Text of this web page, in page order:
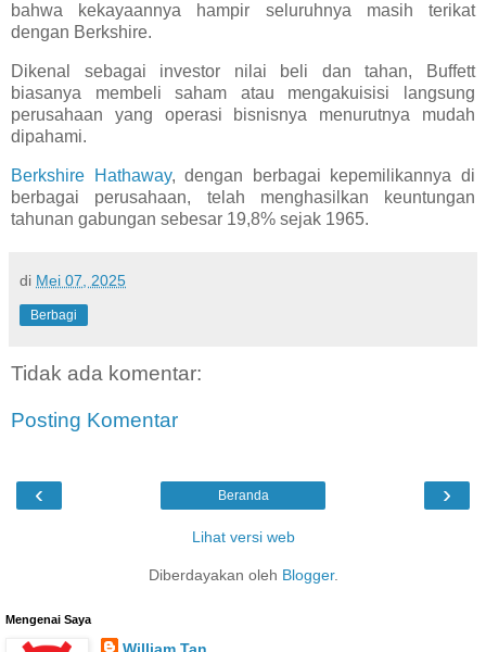
bahwa kekayaannya hampir seluruhnya masih terikat
dengan Berkshire.
Dikenal sebagai investor nilai beli dan tahan, Buffett
biasanya membeli saham atau mengakuisisi langsung
perusahaan yang operasi bisnisnya menurutnya mudah
dipahami.
Berkshire Hathaway, dengan berbagai kepemilikannya di
berbagai perusahaan, telah menghasilkan keuntungan
tahunan gabungan sebesar 19,8% sejak 1965.
di Mei 07, 2025
Berbagi
Tidak ada komentar:
Posting Komentar
‹ ›
Beranda
Lihat versi web
Diberdayakan oleh Blogger.
Mengenai Saya
William Tan